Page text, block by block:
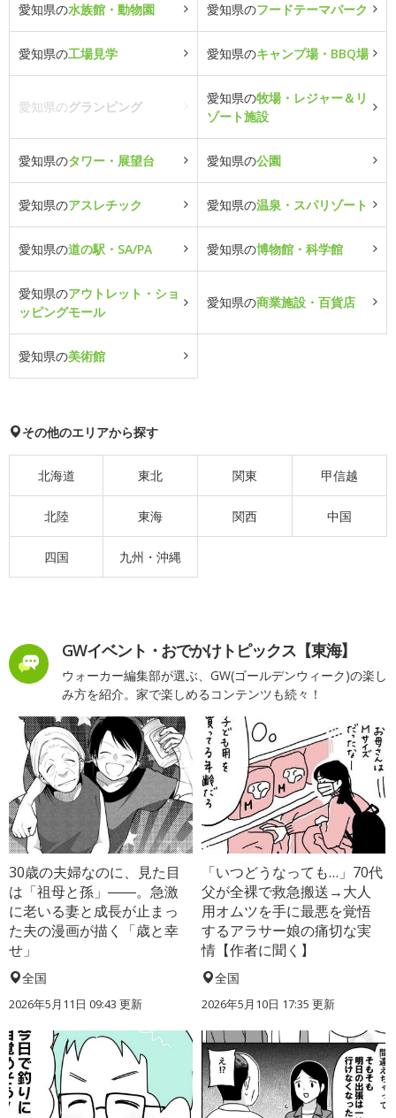
愛知県の水族館・動物園 愛知県のフードテーマパーク
愛知県の工場見学 愛知県のキャンプ場・BBQ場
愛知県のグランピング
愛知県の牧場・レジャー＆リ
ゾート施設
愛知県のタワー・展望台 愛知県の公園
愛知県のアスレチック 愛知県の温泉・スパリゾート
愛知県の道の駅・SA/PA 愛知県の博物館・科学館
愛知県のアウトレット・ショ
ッピングモール
愛知県の商業施設・百貨店
愛知県の美術館
その他のエリアから探す
北海道 東北 関東 甲信越
北陸 東海 関西 中国
四国 九州・沖縄
GWイベント・おでかけトピックス【東海】
ウォーカー編集部が選ぶ、GW(ゴールデンウィーク)の楽し
み方を紹介。家で楽しめるコンテンツも続々！
30歳の夫婦なのに、見た目
は「祖母と孫」――。急激
に老いる妻と成長が止まっ
た夫の漫画が描く「歳と幸
せ」
全国
2026年5月11日 09:43 更新
「いつどうなっても…」70代
父が全裸で救急搬送→大人
用オムツを手に最悪を覚悟
するアラサー娘の痛切な実
情【作者に聞く】
全国
2026年5月10日 17:35 更新